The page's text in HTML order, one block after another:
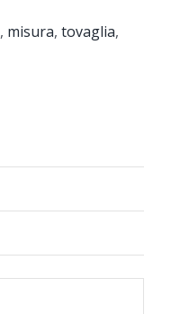
, misura, tovaglia,